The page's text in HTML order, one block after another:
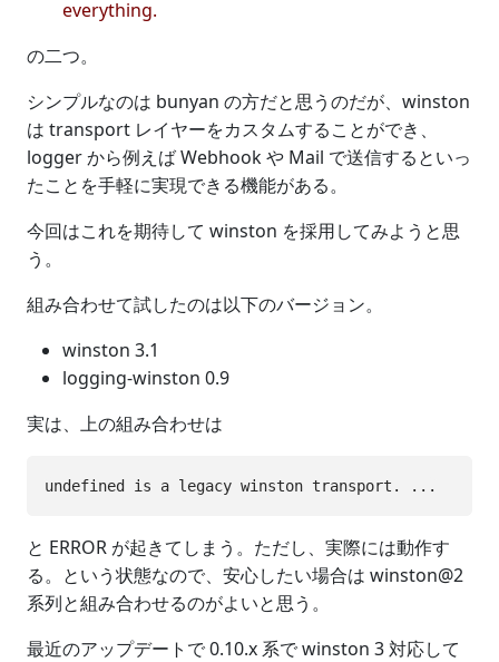
everything.
の二つ。
シンプルなのは bunyan の方だと思うのだが、winston
は transport レイヤーをカスタムすることができ、
logger から例えば Webhook や Mail で送信するといっ
たことを手軽に実現できる機能がある。
今回はこれを期待して winston を採用してみようと思
う。
組み合わせて試したのは以下のバージョン。
winston 3.1
logging-winston 0.9
実は、上の組み合わせは
と ERROR が起きてしまう。ただし、実際には動作す
る。という状態なので、安心したい場合は winston@2
系列と組み合わせるのがよいと思う。
最近のアップデートで 0.10.x 系で winston 3 対応して